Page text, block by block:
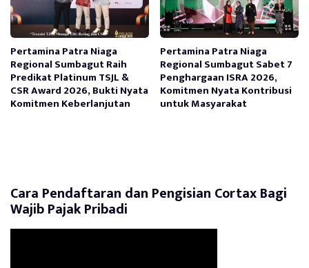
Pertamina Patra Niaga
Regional Sumbagut Raih
Predikat Platinum TSJL &
CSR Award 2026, Bukti Nyata
Komitmen Keberlanjutan
Pertamina Patra Niaga
Regional Sumbagut Sabet 7
Penghargaan ISRA 2026,
Komitmen Nyata Kontribusi
untuk Masyarakat
Cara Pendaftaran dan Pengisian Cortax Bagi
Wajib Pajak Pribadi